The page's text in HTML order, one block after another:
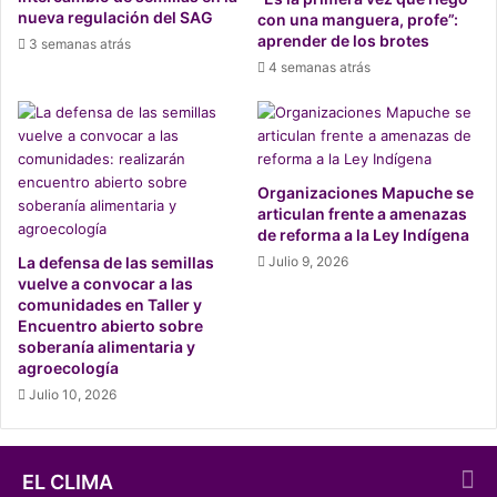
De 2004 a 2006 fue presidente del Senado.
El currículum de Larraín es amplio, a diferencia de su
consecuencia. Ya ha tenido problemas por declaraciones
controversiales que ha tenido que salir a aclarar. Entre
ellas una de las más mediática fuesu férrea defensa hacia
Durante el gobierno de Aylwin 17 senadores UDI se
nueva regulación del SAG
3 semanas atrás
con una manguera, profe”:
aprender de los brotes
4 semanas atrás
La defensa de las semillas
vuelve a convocar a las
comunidades en Taller y
Encuentro abierto sobre
soberanía alimentaria y
agroecología
Julio 10, 2026
Organizaciones Mapuche se
articulan frente a amenazas
de reforma a la Ley Indígena
Julio 9, 2026
EL CLIMA